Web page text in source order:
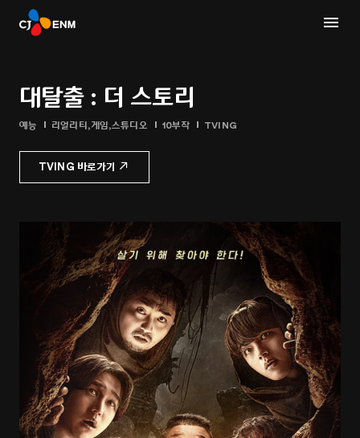
대탈출 : 더 스토리
예능 리얼리티,게임,스튜디오 10부작 TVING
TVING 바로가기